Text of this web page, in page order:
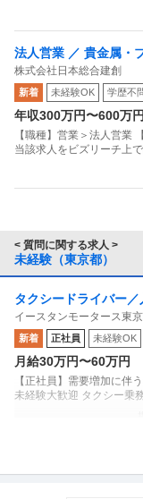
法人営業 ／ 貴金属・
かして年収アップ！
株式会社日本総合建創
新着 未経験OK 学歴不
年収300万円〜600万円
【職種】営業＞法人営業
当該求人をビズリーチ上
< 質問に関する求人 >
未経験（東京都）
タクシードライバー
イースタンモータース東
新着 正社員 未経験OK
月給30万円〜60万円
【正社員】需要増加に
未経験大歓迎 タクシー乗
不動産企画・不動産
験歓迎／直行直帰可
株式会社TFC